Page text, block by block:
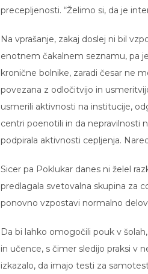
precepljenosti. “Želimo si, da je
Na vprašanje, zakaj doslej ni bil
enotnem čakalnem seznamu, pa
kronične bolnike, zaradi česar ne
povezana z odločitvijo in
usmerili aktivnosti na institucije,
centri poenotili in da nepravilnosti
podpirala aktivnosti cepljenja.
Sicer pa Poklukar danes ni želel
predlagala svetovalna skupina za
ponovno vzpostavi normalno
Da bi lahko omogočili pouk v
in učence, s čimer sledijo praksi v
izkazalo, da imajo testi za